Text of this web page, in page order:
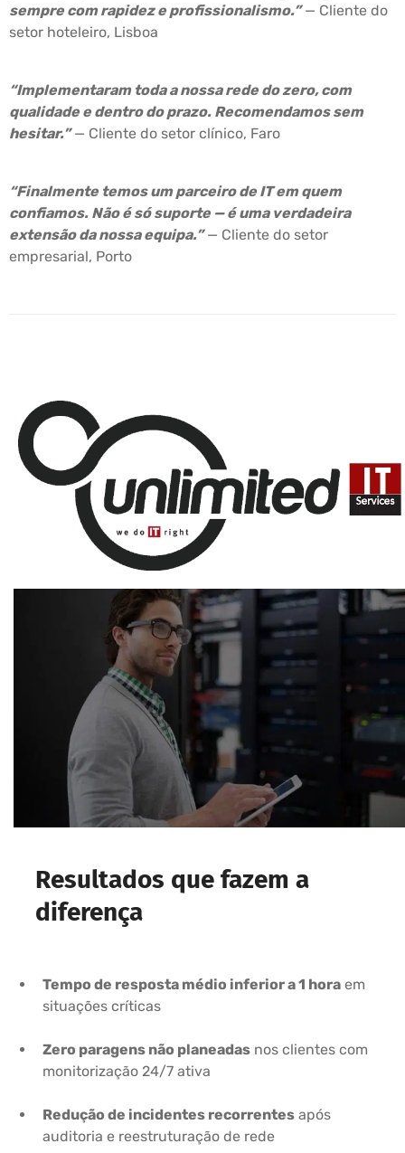
sempre com rapidez e profissionalismo.”— Cliente do
setor hoteleiro, Lisboa
“Implementaram toda a nossa rede do zero, com
qualidade e dentro do prazo. Recomendamos sem
hesitar.”— Cliente do setor clínico, Faro
“Finalmente temos um parceiro de IT em quem
confiamos. Não é só suporte — é uma verdadeira
extensão da nossa equipa.”— Cliente do setor
empresarial, Porto
Resultados que fazem a
diferença
Tempo de resposta médio inferior a 1 hora em
situações críticas
Zero paragens não planeadas nos clientes com
monitorização 24/7 ativa
Redução de incidentes recorrentes após
auditoria e reestruturação de rede